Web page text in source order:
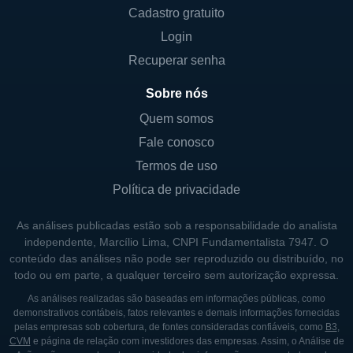
de varejo, também inclui outras categorias
diversificação geográfica e setorial é uma
estratégia que visa mitigar riscos e melhorar
a robustez financeira da empresa.
CONTROLADORES E PRINCIPAIS
A Spirit MTA REIT é composta por um time
além de contar com o apoio de investidores
institucionais que possuem participação
significativa nas ações da empresa.
Controladores e sócios principais incluem
tanto indivíduos quanto entidades, refletindo
o modelo de financiamento comum em
Cadastro gratuito
Login
Recuperar senha
Sobre nós
Quem somos
Fale conosco
Termos de uso
Política de privacidade
As análises publicadas estão sob a responsabilidade do analista
independente, Marcílio Lima, CNPI Fundamentalista 7947. O
conteúdo das análises não pode ser reproduzido ou distribuído, no
todo ou em parte, a qualquer terceiro sem autorização expressa.
As análises realizadas são baseadas em informações públicas, como
demonstrativos contábeis, fatos relevantes e demais informações fornecidas
pelas empresas sob cobertura, de fontes consideradas confiáveis, como B3,
CVM e página de relação com investidores das empresas. Assim, o Análise de